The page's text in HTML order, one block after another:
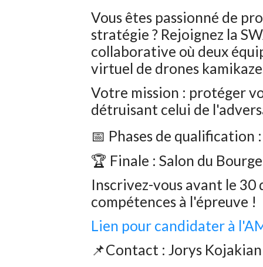
Vous êtes passionné de
stratégie ? Rejoignez la
collaborative où deux
virtuel de drones
Votre mission : protéger
détruisant celui de
📅 Phases de qualification
🏆 Finale : Salon du
Inscrivez-vous avant le
compétences à l'épreuve !
Lien pour candidater à
📌Contact : Jorys Kojakian